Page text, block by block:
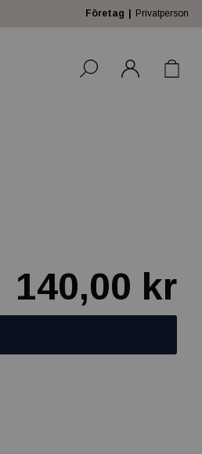
Företag Privatperson
140,00 kr